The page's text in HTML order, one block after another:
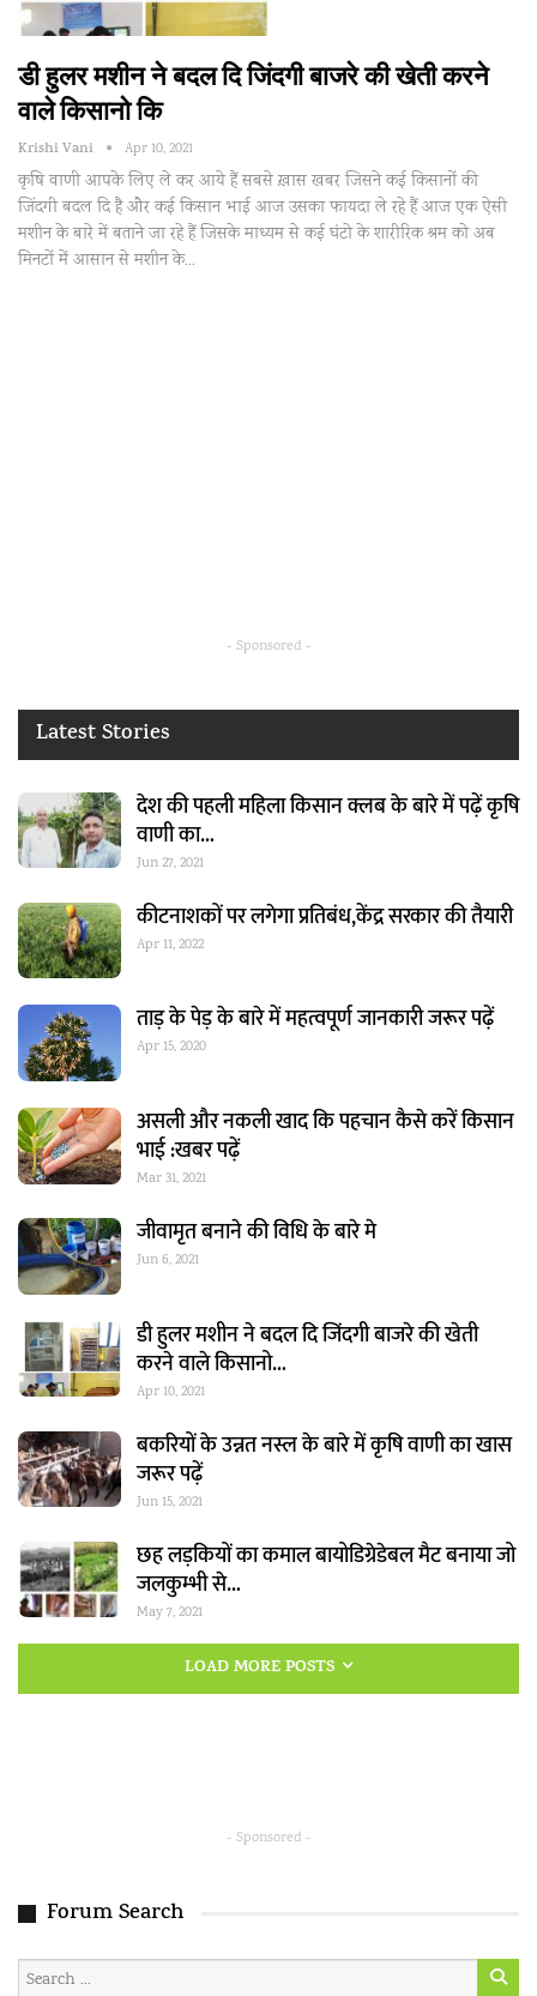
डी हुलर मशीन ने बदल दि जिंदगी बाजरे की खेती करने
वाले किसानो कि
Krishi Vani Apr 10, 2021
कृषि वाणी आपके लिए ले कर आये हैं सबसे ख़ास खबर जिसने कई किसानों की
जिंदगी बदल दि है और कई किसान भाई आज उसका फायदा ले रहे हैं आज एक ऐसी
मशीन के बारे में बताने जा रहे हैं जिसके माध्यम से कई घंटो के शारीरिक श्रम को अब
मिनटों में आसान से मशीन के…
- Sponsored -
Latest Stories
देश की पहली महिला किसान क्लब के बारे में पढ़ें कृषि
वाणी का…
Jun 27, 2021
कीटनाशकों पर लगेगा प्रतिबंध,केंद्र सरकार की तैयारी
Apr 11, 2022
ताड़ के पेड़ के बारे में महत्वपूर्ण जानकारी जरूर पढ़ें
Apr 15, 2020
असली और नकली खाद कि पहचान कैसे करें किसान
भाई :खबर पढ़ें
Mar 31, 2021
जीवामृत बनाने की विधि के बारे मे
Jun 6, 2021
डी हुलर मशीन ने बदल दि जिंदगी बाजरे की खेती
करने वाले किसानो…
Apr 10, 2021
बकरियों के उन्नत नस्ल के बारे में कृषि वाणी का खास
जरूर पढ़ें
Jun 15, 2021
छह लड़कियों का कमाल बायोडिग्रेडेबल मैट बनाया जो
जलकुम्भी से…
May 7, 2021
LOAD MORE POSTS
- Sponsored -
Forum Search